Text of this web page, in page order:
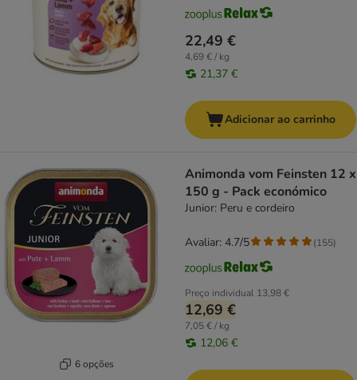
22,49 €
4,69 € / kg
21,37 €
Adicionar ao carrinho
6 opções
Animonda vom Feinsten 12 x
150 g - Pack económico
Junior: Peru e cordeiro
Preço individual 13,98 €
12,69 €
7,05 € / kg
12,06 €
Avaliar: 4.7/5 (155)